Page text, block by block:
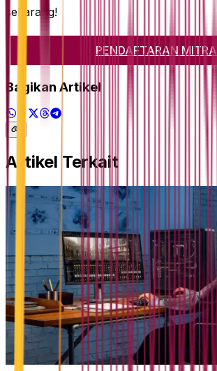
sekarang!
PENDAFTARAN MITRA
Bagikan Artikel
Artikel Terkait